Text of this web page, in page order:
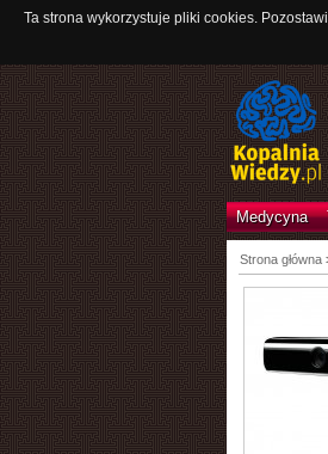
Ta strona wykorzystuje pliki cookies.
Medycyna
Strona główna